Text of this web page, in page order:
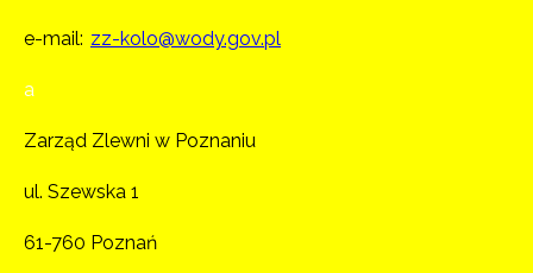
e-mail: zz-kolo@wody.gov.pl
a
Zarząd Zlewni w Poznaniu
ul. Szewska 1
61-760 Poznań